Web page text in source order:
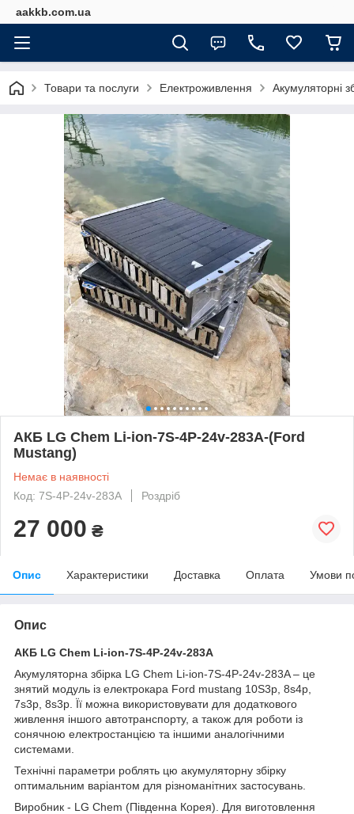
aakkb.com.ua
Товари та послуги Електроживлення Акумуляторні
АКБ LG Chem Li-ion-7S-4P-24v-283A-(Ford
Mustang)
Немає в наявності
Код: 7S-4P-24v-283A
Роздріб
27 000 ₴
Опис Характеристики Доставка Оплата Умови
Опис
АКБ LG Chem Li-ion-7S-4P-24v-283A
Акумуляторна збірка LG Chem Li-ion-7S-4P-24v-283A – це
знятий модуль із електрокара Ford mustang 10S3p, 8s4p,
7s3p, 8s3p. Її можна використовувати для додаткового
живлення іншого автотранспорту, а також для роботи із
сонячною електростанцією та іншими аналогічними
системами.
Технічні параметри роблять цю акумуляторну збірку
оптимальним варіантом для різноманітних застосувань.
Виробник - LG Chem (Південна Корея). Для виготовлення